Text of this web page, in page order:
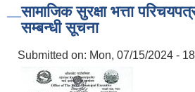
सामाजिक सुरक्षा भत्ता
सम्बन्धी सूचना
Submitted on: Mon, 07/15/2024 -